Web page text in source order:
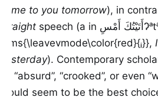
came to you tomorrow), in
straight speech (a in أَتَيْتُكَ أَمْسِ
Ɂᵃms{\leavevmode\color{red}{ᵢ}},
yesterday). Contemporary
as “absurd”, “crooked”, or even
would seem to be the best